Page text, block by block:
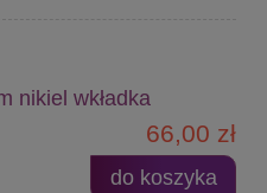
nikiel wkładka
66,00 zł
do koszyka